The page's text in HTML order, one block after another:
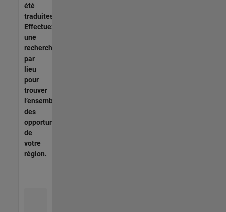
été
traduites.
Effectuez
une
recherche
par
lieu
pour
trouver
l’ensemble
des
opportunités
de
votre
région.